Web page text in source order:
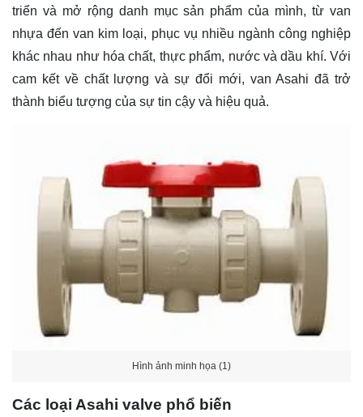
triển và mở rộng danh mục sản phẩm của mình, từ van
nhựa đến van kim loại, phục vụ nhiều ngành công nghiệp
khác nhau như hóa chất, thực phẩm, nước và dầu khí. Với
cam kết về chất lượng và sự đổi mới, van Asahi đã trở
thành biểu tượng của sự tin cậy và hiệu quả.
Hình ảnh minh họa (1)
Các loại Asahi valve phổ biến